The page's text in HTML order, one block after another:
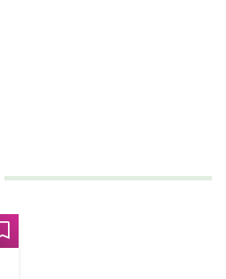
Lägg till i favoriter